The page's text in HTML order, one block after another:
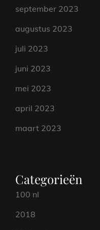
september 2023
augustus 2023
juli 2023
juni 2023
mei 2023
april 2023
maart 2023
Categorieën
100 nl
2018